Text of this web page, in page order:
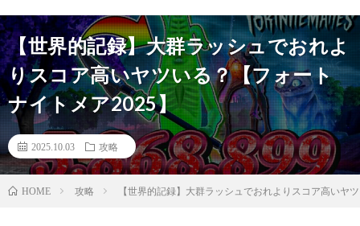
【世界的記録】大群ラッシュでおれよ
りスコア高いヤツいる？【フォート
ナイトメア2025】
2025.10.03 攻略
HOME 攻略 【世界的記録】大群ラッシュでおれよりスコア高いヤ